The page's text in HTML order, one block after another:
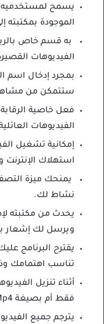
يسمح لمستخدميه
الموجودة بمكتبته
به قسم خاص
الفيديوهات
بمجرد إدخال اسم
ستتمكن من
فعل خاصية
الفيديوهات
إمكانية تشغيل
استهلاك الإنترنت
يمنحك ميزة
نشاط لك.
يحدث من مكتبته
ويرسل لك إشعار
يقترح البرنامج
تناسب اهتمامك
أثناء تنزيل
فقط أم بصيغة Mp4.
يترجم جميع